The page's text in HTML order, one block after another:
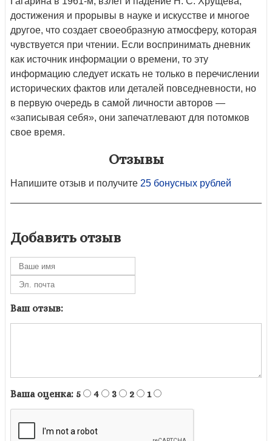
достижения и прорывы в науке и искусстве и многое
другое, что создает своеобразную атмосферу, которая
чувствуется при чтении. Если воспринимать дневник
как источник информации о времени, то эту
информацию следует искать не только в перечислении
исторических фактов или деталей повседневности, но
в первую очередь в самой личности авторов —
«записывая себя», они запечатлевают для потомков
свое время.
Отзывы
Напишите отзыв и получите 25 бонусных рублей
Добавить отзыв
Ваш отзыв:
Ваша оценка: 5 4 3 2 1